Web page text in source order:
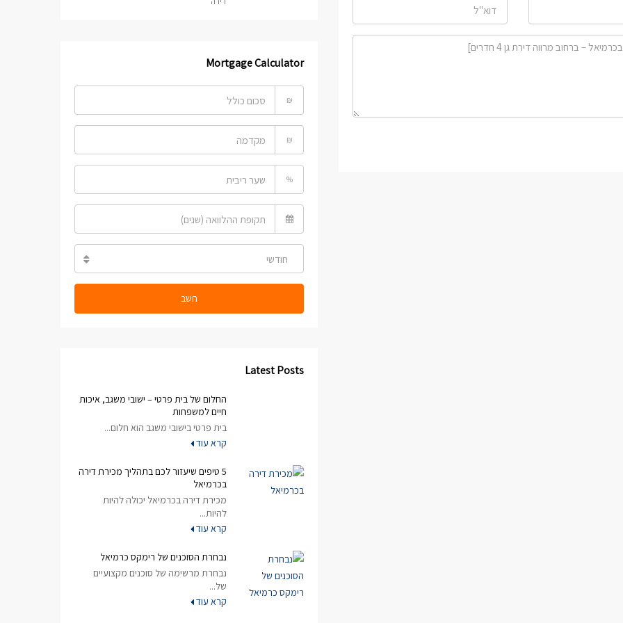
Mortgage Calculator
₪
₪
%
חודשי
חשב
Latest Posts
החלום של בית פרטי – ישובי משגב, איכות
חיים למשפחות
בית פרטי בישובי משגב הוא חלום...
קרא עוד
5 טיפים שיעזור לכם בתהליך מכירת דירה
בכרמיאל
מכירת דירה בכרמיאל יכולה להיות
להיות...
קרא עוד
נבחרת הסוכנים של רימקס כרמיאל
נבחרת מרשימה של סוכנים מקצועיים
של...
קרא עוד